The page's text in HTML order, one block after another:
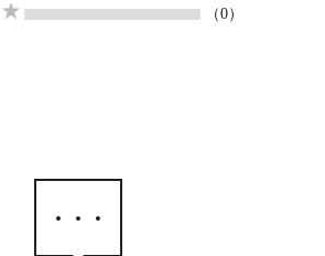
（0）